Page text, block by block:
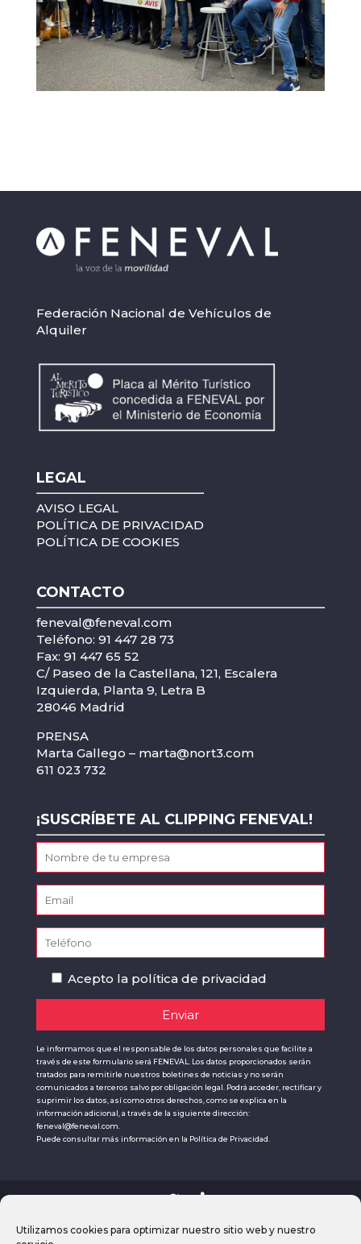
Utilizamos cookies para optimizar nuestro sitio web y nuestro
Federación Nacional de Vehículos de
Alquiler
LEGAL
AVISO LEGAL
POLÍTICA DE PRIVACIDAD
POLÍTICA DE COOKIES
CONTACTO
feneval@feneval.com
Teléfono: 91 447 28 73
Fax: 91 447 65 52
C/ Paseo de la Castellana, 121, Escalera
Izquierda, Planta 9, Letra B
28046 Madrid
PRENSA
Marta Gallego – marta@nort3.com
611 023 732
¡SUSCRÍBETE AL CLIPPING FENEVAL!
Acepto la política de privacidad
Le informamos que el responsable de los datos personales que facilite a
través de este formulario será FENEVAL. Los datos proporcionados serán
tratados para remitirle nuestros boletines de noticias y no serán
comunicados a terceros salvo por obligación legal. Podrá acceder, rectificar y
suprimir los datos, así como otros derechos, como se explica en la
información adicional, a través de la siguiente dirección:
feneval@feneval.com.
Puede consultar más información en la Política de Privacidad.
2023 ©FENEVAL, la voz de la movilidad